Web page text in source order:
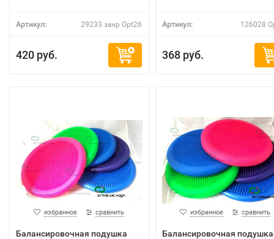
Артикул: 29233 закр Opt26
420 руб.
Артикул: 126028
368 руб.
избранное сравнить
Балансировочная подушка
избранное сравнить
Балансировочная подушка